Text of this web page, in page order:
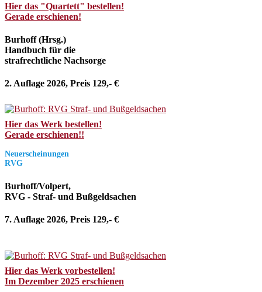
Hier das "Quartett" bestellen!
Gerade erschienen!
Burhoff (Hrsg.)
Handbuch für die
strafrechtliche Nachsorge
2. Auflage 2026, Preis 129,- €
Hier das Werk bestellen!
Gerade erschienen!!
Neuerscheinungen
RVG
Burhoff/Volpert,
RVG - Straf- und Bußgeldsachen
7. Auflage 2026, Preis 129,- €
Hier das Werk vorbestellen!
Im Dezember 2025 erschienen